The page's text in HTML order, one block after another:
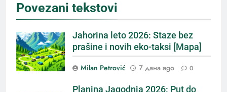
Povezani tekstovi
Jahorina leto 2026: Staze bez
prašine i novih eko-taksi [Mapa]
Milan Petrović 7 дана ago 0
Planina Jagodnja 2026: Put do